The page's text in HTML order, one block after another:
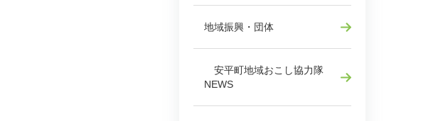
地域振興・団体
安平町地域おこし協力隊
NEWS